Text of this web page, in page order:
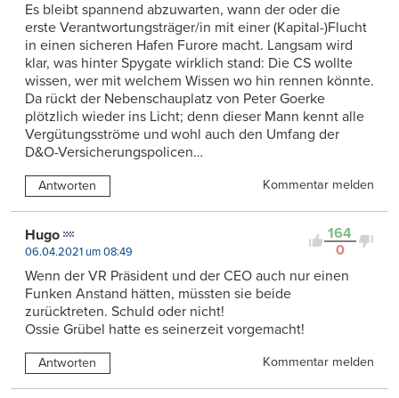
Es bleibt spannend abzuwarten, wann der oder die
erste Verantwortungsträger/in mit einer (Kapital-)Flucht
in einen sicheren Hafen Furore macht. Langsam wird
klar, was hinter Spygate wirklich stand: Die CS wollte
wissen, wer mit welchem Wissen wo hin rennen könnte.
Da rückt der Nebenschauplatz von Peter Goerke
plötzlich wieder ins Licht; denn dieser Mann kennt alle
Vergütungsströme und wohl auch den Umfang der
D&O-Versicherungspolicen…
Antworten Kommentar melden
164
0
Hugo
06.04.2021 um 08:49
Wenn der VR Präsident und der CEO auch nur einen
Funken Anstand hätten, müssten sie beide
zurücktreten. Schuld oder nicht!
Ossie Grübel hatte es seinerzeit vorgemacht!
Antworten Kommentar melden